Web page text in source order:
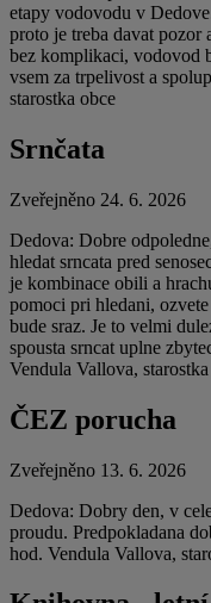
etapy vodovodu v
proto je treba davat pozor
bez komplikaci, vodovod
vsem za trpelivost a
starostka obce
Srnčata
Zveřejněno 24. 6. 2026
Dedova: Dobre
hledat srncata pred
je kombinace obili a
pomoci pri hledani,
bude sraz. Je to velmi
spousta srncat uplne
Vendula Vallova,
ČEZ porucha
Zveřejněno 13. 6. 2026
Dedova: Dobry den, v
proudu. Predpokladana
hod. Vendula Vallova,